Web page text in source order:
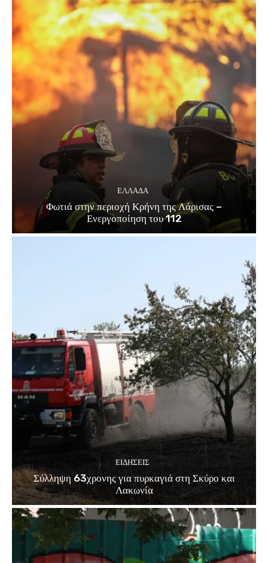
ΕΛΛΑΔΑ
Φωτιά στην περιοχή Κρήνη της Λάρισας –
Ενεργοποίηση του 112
ΕΙΔΗΣΕΙΣ
Σύλληψη 63χρονης για πυρκαγιά στη Σκύρο και
Λακωνία